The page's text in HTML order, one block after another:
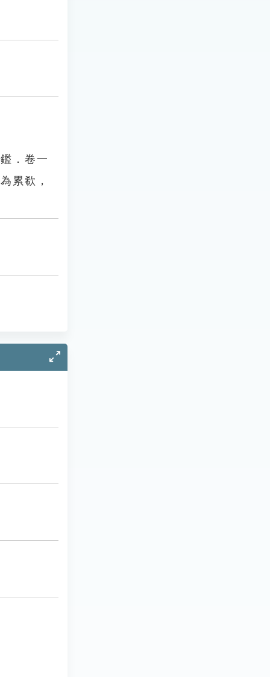
．卷一
累欷，